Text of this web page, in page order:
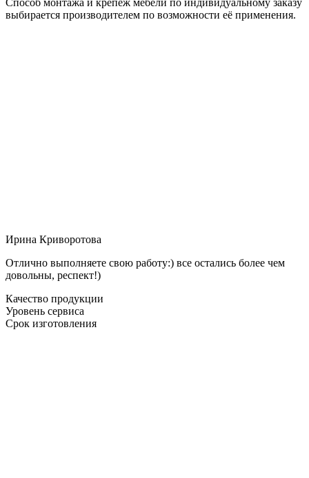
выбирается производителем по возможности её применения.
Ирина Криворотова
Отлично выполняете свою работу:) все остались более чем
довольны, респект!)
Качество продукции
Уровень сервиса
Срок изготовления